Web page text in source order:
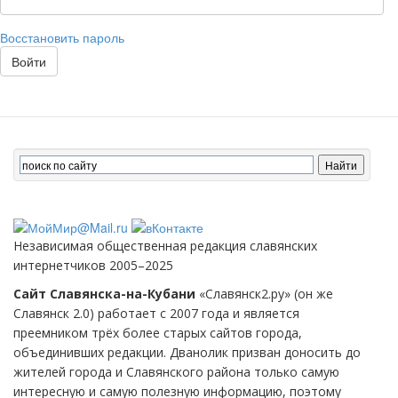
Восстановить пароль
Войти
Независимая общественная редакция славянских
интернетчиков 2005–2025
Сайт Славянска-на-Кубани «Славянск2.ру» (он же
Славянск 2.0) работает с 2007 года и является
преемником трёх более старых сайтов города,
объединивших редакции. Дванолик призван доносить до
жителей города и Славянского района только самую
интересную и самую полезную информацию, поэтому